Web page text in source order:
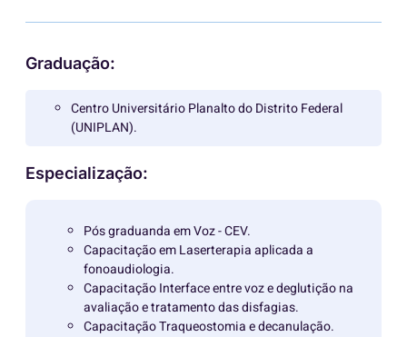
Graduação:
Centro Universitário Planalto do Distrito Federal
(UNIPLAN).
Especialização:
Pós graduanda em Voz - CEV.
Capacitação em Laserterapia aplicada a
fonoaudiologia.
Capacitação Interface entre voz e deglutição na
avaliação e tratamento das disfagias.
Capacitação Traqueostomia e decanulação.